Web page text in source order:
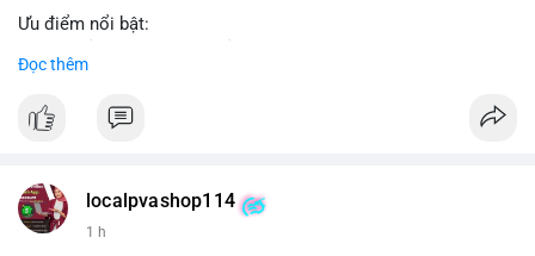
Ưu điểm nổi bật:
- Hồ sơ hoàn chỉnh, giảm nguy cơ bị khóa
✈️ Telegram: @localpvashop
📧 Email: localpvashop@gmail.com
Đọc thêm
localpvashop114
1 h